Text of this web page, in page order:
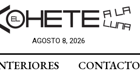
AGOSTO 8, 2026
CONTACTO